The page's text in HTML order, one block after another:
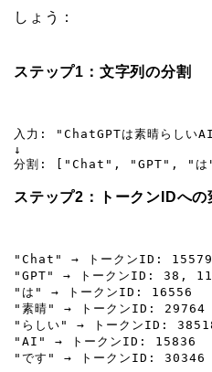
しょう：
ステップ1：文字列の分割
入力: "ChatGPTは素晴らしい
↓
分割: ["Chat", "GPT", "
ステップ2：トークンIDへの
"Chat" → トークンID: 15579
"GPT" → トークンID: 38,
"は" → トークンID: 16556
"素晴" → トークンID: 29764
"らしい" → トークンID:
"AI" → トークンID: 15836
"です" → トークンID: 30346